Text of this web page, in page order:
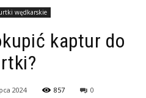
wędkarskie
kaptur do
2024 857 0